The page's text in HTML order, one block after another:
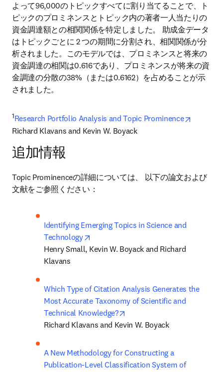
よって96,000のトピックすべてに割り当てることで、ト
ピックのプロミネンスとトピック内の著者一人当たりの
資金調達額との相関関係を特定しました。 助成金データ
はトピックごとに 2 つの期間に分割され、相関関係が分
析されました。このモデルでは、プロミネンスと将来の
資金調達の相関は0.616であり、プロミネンスが将来の資
金調達の分散の38%（または0.6162）を占めることが示
されました。
1Research Portfolio Analysis and Topic Prominence
Richard Klavans and Kevin W. Boyack
追加情報
Topic Prominenceの詳細については、 以下の論文および
文献をご参照ください：
Identifying Emerging Topics in Science and
Technology
Henry Small, Kevin W. Boyack and Richard
Klavans
Which Type of Citation Analysis Generates the
Most Accurate Taxonomy of Scientific and
Technical Knowledge?
Richard Klavans and Kevin W. Boyack
A New Methodology for Constructing a
Publication-Level Classification System of